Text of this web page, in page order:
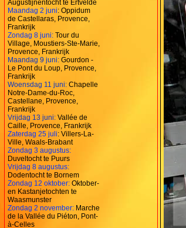
Augustijnentocht te Ertvelde
Maandag 2 juni: Oppidum
de Castellaras, Provence,
Frankrijk
Zondag 8 juni: Tour du
Village, Moustiers-Ste-Marie,
Provence, Frankrijk
Maandag 9 juni: Gourdon -
Le Pont du Loup, Provence,
Frankrijk
Woensdag 11 juni: Chapelle
Notre-Dame-du-Roc,
Castellane, Provence,
Frankrijk
Vrijdag 13 juni: Vallée de
Caille, Provence, Frankrijk
Zaterdag 25 juli: Villers-La-
Ville, Waals-Brabant
Zondag 3 augustus:
Duveltocht te Puurs
Vrijdag 8 augustus:
Dodentocht te Bornem
Zondag 12 oktober: Oktober-
en Kastanjetochten te
Waasmunster
Zondag 2 november: Marche
de la Vallée du Piéton, Pont-
à-Celles